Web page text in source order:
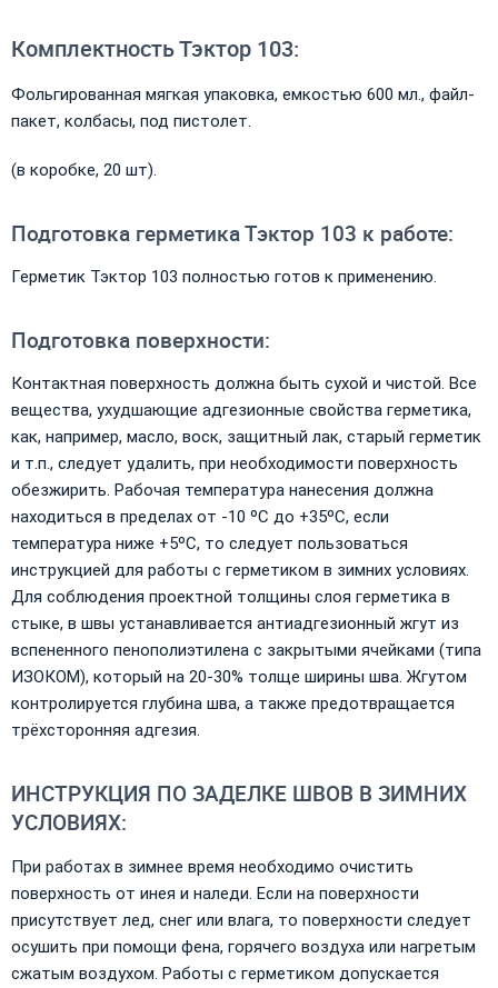
Комплектность Тэктор 103:
Фольгированная мягкая упаковка, емкостью 600 мл., файл-
пакет, колбасы, под пистолет.
(в коробке, 20 шт).
Подготовка герметика Тэктор 103 к работе:
Герметик Тэктор 103 полностью готов к применению.
Подготовка поверхности:
Контактная поверхность должна быть сухой и чистой. Все
вещества, ухудшающие адгезионные свойства герметика,
как, например, масло, воск, защитный лак, старый герметик
и т.п., следует удалить, при необходимости поверхность
обезжирить. Рабочая температура нанесения должна
находиться в пределах от -10 ºС до +35ºС, если
температура ниже +5ºС, то следует пользоваться
инструкцией для работы с герметиком в зимних условиях.
Для соблюдения проектной толщины слоя герметика в
стыке, в швы устанавливается антиадгезионный жгут из
вспененного пенополиэтилена с закрытыми ячейками (типа
ИЗОКОМ), который на 20-30% толще ширины шва. Жгутом
контролируется глубина шва, а также предотвращается
трёхсторонняя адгезия.
ИНСТРУКЦИЯ ПО ЗАДЕЛКЕ ШВОВ В ЗИМНИХ
УСЛОВИЯХ:
При работах в зимнее время необходимо очистить
поверхность от инея и наледи. Если на поверхности
присутствует лед, снег или влага, то поверхности следует
осушить при помощи фена, горячего воздуха или нагретым
сжатым воздухом. Работы с герметиком допускается